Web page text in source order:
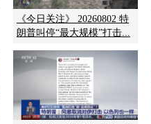
《今日关注》 20260802 特
朗普叫停“最大规模”打击...